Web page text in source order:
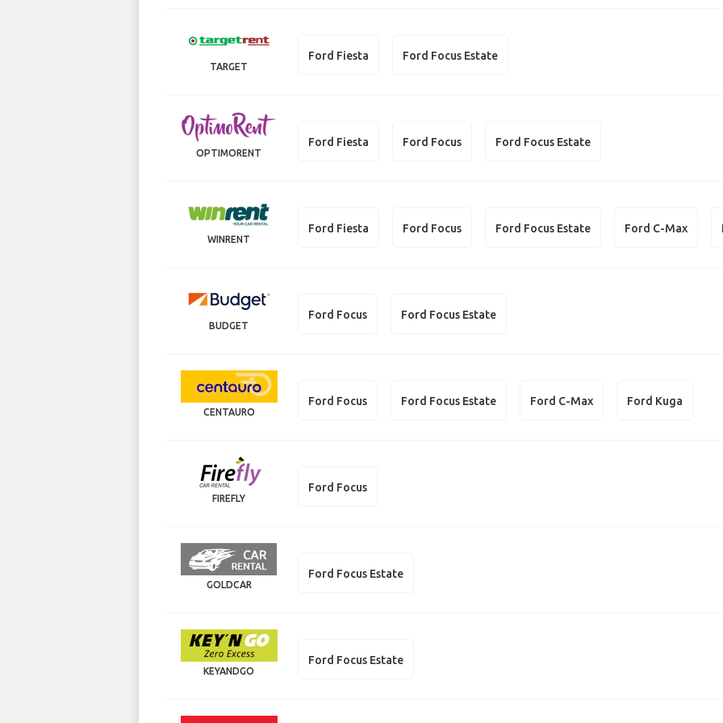
TARGET
Ford Fiesta Ford Focus Estate
OPTIMORENT
Ford Fiesta Ford Focus Ford Focus Estate
WINRENT
Ford Fiesta Ford Focus Ford Focus Estate Ford C-Max
BUDGET
Ford Focus Ford Focus Estate
CENTAURO
Ford Focus Ford Focus Estate Ford C-Max Ford Kuga
FIREFLY
Ford Focus
GOLDCAR
Ford Focus Estate
KEYANDGO
Ford Focus Estate